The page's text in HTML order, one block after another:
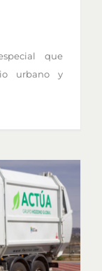
que
urbano y